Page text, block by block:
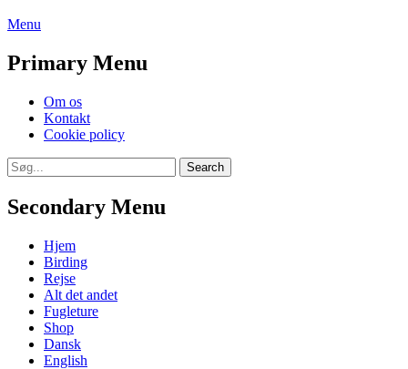
Menu
Primary Menu
Skip
content
Om os
Kontakt
Cookie policy
Search
Search
for:
Secondary Menu
Skip
content
Hjem
Birding
Rejse
Alt det andet
Fugleture
Shop
Dansk
English